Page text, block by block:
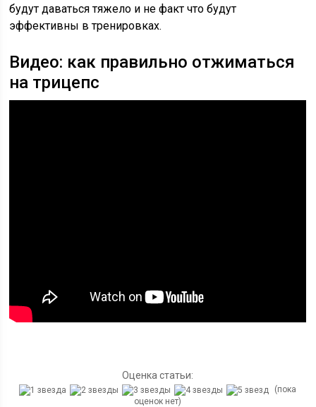
будут даваться тяжело и не факт что будут
эффективны в тренировках.
Видео: как правильно отжиматься
на трицепс
Оценка статьи:
(пока
оценок нет)